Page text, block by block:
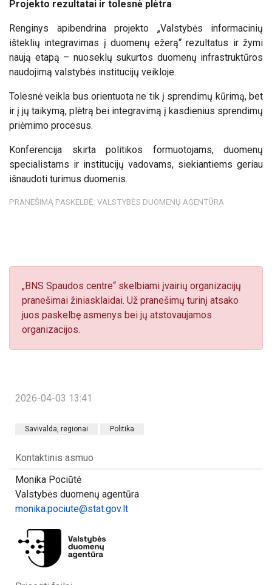
Projekto rezultatai ir tolesnė plėtra
Renginys apibendrina projekto „Valstybės informacinių
išteklių integravimas į duomenų ežerą“ rezultatus ir žymi
naują etapą – nuoseklų sukurtos duomenų infrastruktūros
naudojimą valstybės institucijų veikloje.
Tolesnė veikla bus orientuota ne tik į sprendimų kūrimą, bet
ir į jų taikymą, plėtrą bei integravimą į kasdienius sprendimų
priėmimo procesus.
Konferencija skirta politikos formuotojams, duomenų
specialistams ir institucijų vadovams, siekiantiems geriau
išnaudoti turimus duomenis.
PRANEŠIMĄ PASKELBĖ: VALSTYBĖS DUOMENŲ AGENTŪRA
„BNS Spaudos centre“ skelbiami įvairių organizacijų
pranešimai žiniasklaidai. Už pranešimų turinį atsako
juos paskelbę asmenys bei jų atstovaujamos
organizacijos.
2026-04-03 13:41
Savivalda, regionai Politika
Kontaktinis asmuo
Monika Pociūtė
Valstybės duomenų agentūra
monika.pociute@stat.gov.lt